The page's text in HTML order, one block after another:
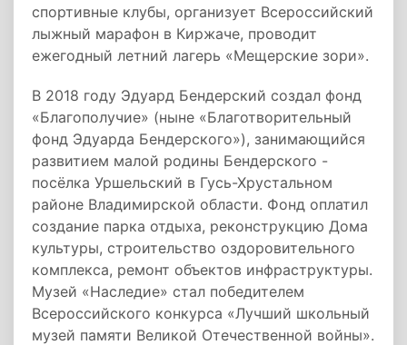
спортивные клубы, организует Всероссийский
лыжный марафон в Киржаче, проводит
ежегодный летний лагерь «Мещерские зори».
В 2018 году Эдуард Бендерский создал фонд
«Благополучие» (ныне «Благотворительный
фонд Эдуарда Бендерского»), занимающийся
развитием малой родины Бендерского -
посёлка Уршельский в Гусь-Хрустальном
районе Владимирской области. Фонд оплатил
создание парка отдыха, реконструкцию Дома
культуры, строительство оздоровительного
комплекса, ремонт объектов инфраструктуры.
Музей «Наследие» стал победителем
Всероссийского конкурса «Лучший школьный
музей памяти Великой Отечественной войны».